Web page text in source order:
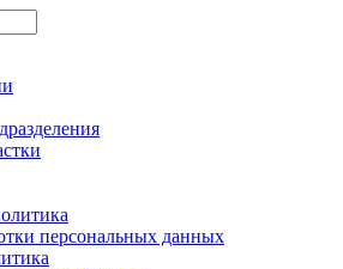
персональных данных